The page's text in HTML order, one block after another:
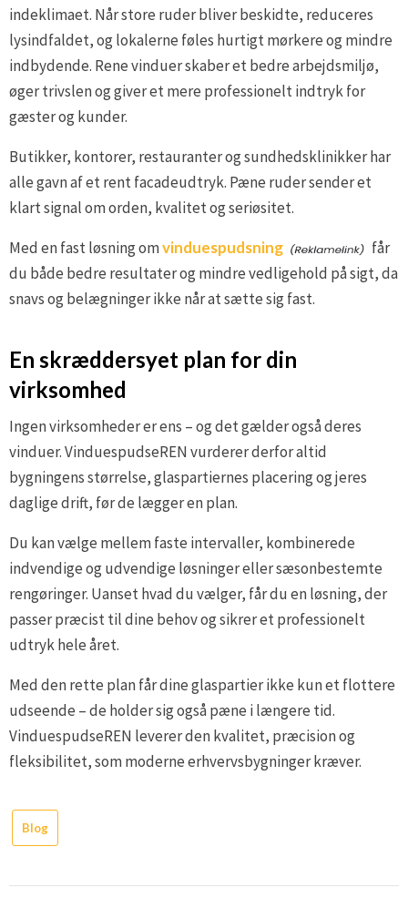
indeklimaet. Når store ruder bliver beskidte, reduceres
lysindfaldet, og lokalerne føles hurtigt mørkere og mindre
indbydende. Rene vinduer skaber et bedre arbejdsmiljø,
øger trivslen og giver et mere professionelt indtryk for
gæster og kunder.
Butikker, kontorer, restauranter og sundhedsklinikker har
alle gavn af et rent facadeudtryk. Pæne ruder sender et
klart signal om orden, kvalitet og seriøsitet.
Med en fast løsning omvinduespudsning
får
du både bedre resultater og mindre vedligehold på sigt, da
snavs og belægninger ikke når at sætte sig fast.
En skræddersyet plan for din
virksomhed
Ingen virksomheder er ens – og det gælder også deres
vinduer. VinduespudseREN vurderer derfor altid
bygningens størrelse, glaspartiernes placering og jeres
daglige drift, før de lægger en plan.
Du kan vælge mellem faste intervaller, kombinerede
indvendige og udvendige løsninger eller sæsonbestemte
rengøringer. Uanset hvad du vælger, får du en løsning, der
passer præcist til dine behov og sikrer et professionelt
udtryk hele året.
Med den rette plan får dine glaspartier ikke kun et flottere
udseende – de holder sig også pæne i længere tid.
VinduespudseREN leverer den kvalitet, præcision og
fleksibilitet, som moderne erhvervsbygninger kræver.
Blog